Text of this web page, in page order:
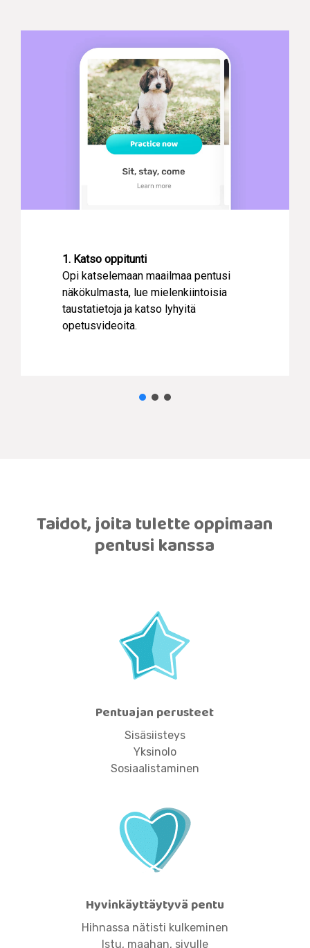
1. Katso oppitunti
Opi katselemaan maailmaa pentusi
näkökulmasta, lue mielenkiintoisia
taustatietoja ja katso lyhyitä
opetusvideoita.
Taidot, joita tulette oppimaan
pentusi kanssa
Pentuajan perusteet
Sisäsiisteys
Yksinolo
Sosiaalistaminen
Hyvinkäyttäytyvä pentu
Hihnassa nätisti kulkeminen
Istu, maahan, sivulle